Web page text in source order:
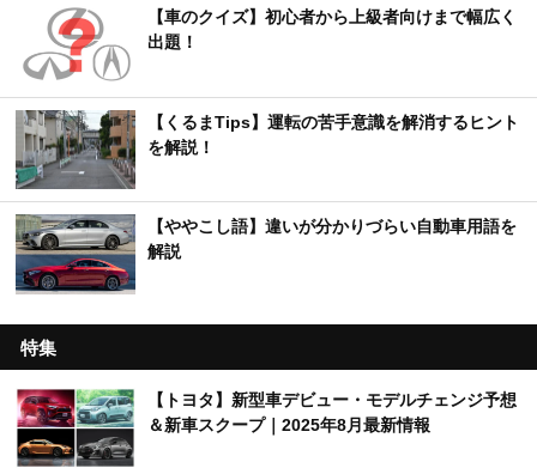
【車のクイズ】初心者から上級者向けまで幅広く
出題！
【くるまTips】運転の苦手意識を解消するヒント
を解説！
【ややこし語】違いが分かりづらい自動車用語を
解説
特集
【トヨタ】新型車デビュー・モデルチェンジ予想
＆新車スクープ｜2025年8月最新情報